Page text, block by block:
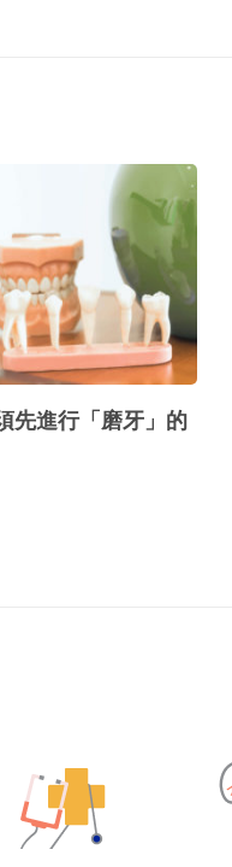
先進行「磨牙」的